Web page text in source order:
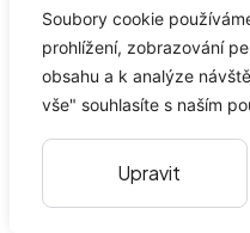
Soubory cookie
prohlížení, zobrazování
obsahu a k analýze
vše" souhlasíte s naším
Upravit
vrátí odesílateli jako
neoznámení nové
nebo které se vrátí z
adresátem v úložní
jejich převzetí.
V případě